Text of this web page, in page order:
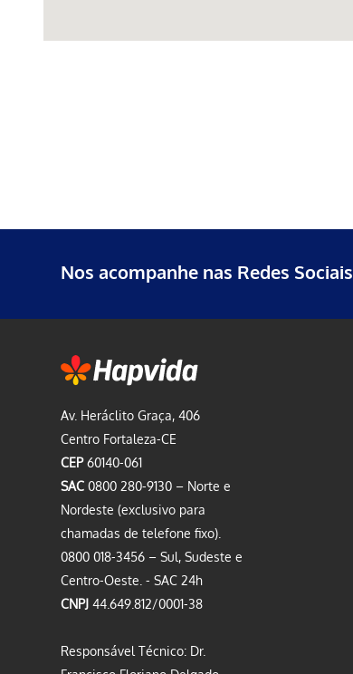
Nos acompanhe nas Redes Sociais
Av. Heráclito Graça, 406
Centro Fortaleza-CE
CEP60140-061
SAC0800 280-9130 – Norte e
Nordeste (exclusivo para
chamadas de telefone fixo).
0800 018-3456 – Sul, Sudeste e
Centro-Oeste. - SAC 24h
CNPJ44.649.812/0001-38
Responsável Técnico: Dr.